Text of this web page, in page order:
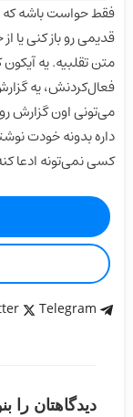
فقط حواست باشه که
قدیمی رو باز کنی
متن تقلبیه. یه
فعال‌کردنش، یه
می‌تونی اون گزارش رو
داره بدونه خودت
کسی نمی‌تونه ادعا
Twitter
دیدگاهتان را